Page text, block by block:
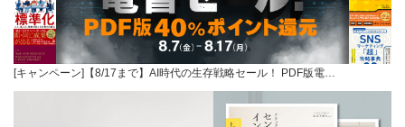
[キャンペーン]【8/17まで】AI時代の生存戦略セール！ PDF版電…